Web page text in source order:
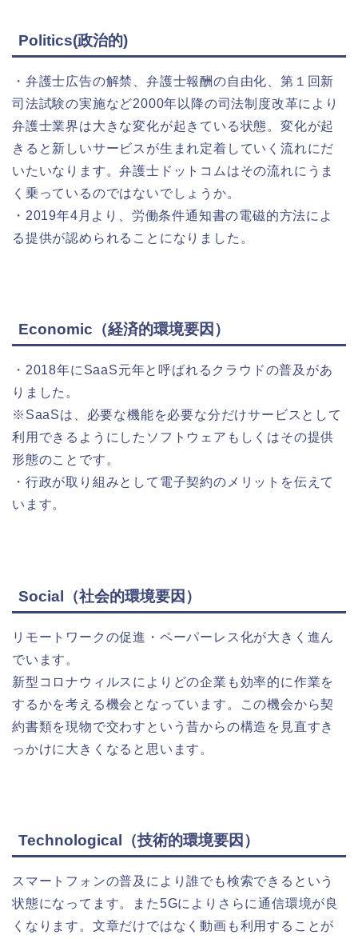
Politics(政治的)
・弁護士広告の解禁、弁護士報酬の自由化、第１回新
司法試験の実施など2000年以降の司法制度改革により
弁護士業界は大きな変化が起きている状態。変化が起
きると新しいサービスが生まれ定着していく流れにだ
いたいなります。弁護士ドットコムはその流れにうま
く乗っているのではないでしょうか。
・2019年4月より、労働条件通知書の電磁的方法によ
る提供が認められることになりました。
Economic（経済的環境要因）
・2018年にSaaS元年と呼ばれるクラウドの普及があ
りました。
※SaaSは、必要な機能を必要な分だけサービスとして
利用できるようにしたソフトウェアもしくはその提供
形態のことです。
・行政が取り組みとして電子契約のメリットを伝えて
います。
Social（社会的環境要因）
リモートワークの促進・ペーパーレス化が大きく進ん
でいます。
新型コロナウィルスによりどの企業も効率的に作業を
するかを考える機会となっています。この機会から契
約書類を現物で交わすという昔からの構造を見直すき
っかけに大きくなると思います。
Technological（技術的環境要因）
スマートフォンの普及により誰でも検索できるという
状態になってます。また5Gによりさらに通信環境が良
くなります。文章だけではなく動画も利用することが